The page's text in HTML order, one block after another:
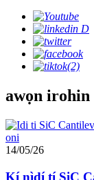
awọn
14/05/26
Kí nìdí tí SiC